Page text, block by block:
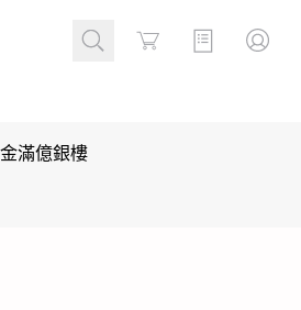
Cart
滿億銀樓